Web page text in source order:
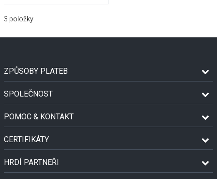
3 položky
ZPŮSOBY PLATEB
SPOLEČNOST
POMOC & KONTAKT
CERTIFIKÁTY
HRDÍ PARTNEŘI